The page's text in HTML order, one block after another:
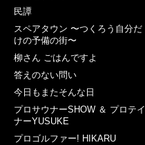
民譚
スペアタウン 〜つくろう自分だ
けの予備の街〜
柳さん ごはんですよ
答えのない問い
今日もまたそんな日
プロサウナーSHOW ＆ プロテイ
ナーYUSUKE
プロゴルファー! HIKARU